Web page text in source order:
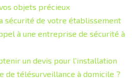
objets précieux
sécurité de votre établissement
à une entreprise de sécurité à
un devis pour l’installation
de télésurveillance à domicile ?